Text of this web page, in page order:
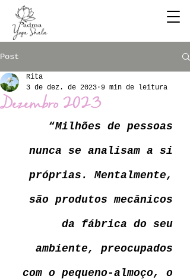
Post
Dezembro 2023
Rita
3 de dez. de 2023 9 min de leitura
“Milhões de pessoas
nunca se analisam a si
próprias. Mentalmente,
são produtos mecânicos
da fábrica do seu
ambiente, preocupados
com o pequeno-almoço, o